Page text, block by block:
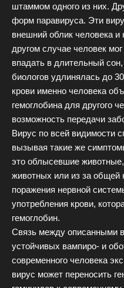
штаммом одного из них.
форм паравируса. Эти
внешний облик человека и
другом случае человек
впадать в длительный
биологов удлинялась до
крови именно человека
гемоглобина для другого
возможность передачи
Вирус по всей видимости
вызывая такие же
это облысевшие
животных или из за общей
поражения нервной
употребления крови,
гемоглобин.
Связь между описанными
устойчивых вампиро- и
современного человека
вирус может переносить